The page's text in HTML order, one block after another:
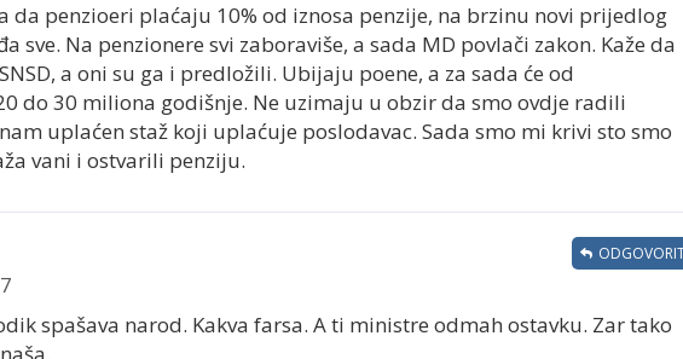
da penzioeri plaćaju 10% od iznosa penzije, na brzinu novi prijedlog
sve. Na penzionere svi zaboraviše, a sada MD povlači zakon. Kaže da
a oni su ga i predložili. Ubijaju poene, a za sada će od
do 30 miliona godišnje. Ne uzimaju u obzir da smo ovdje radili
uplaćen staž koji uplaćuje poslodavac. Sada smo mi krivi sto smo
vani i ostvarili penziju.
spašava narod. Kakva farsa. A ti ministre odmah ostavku. Zar tako